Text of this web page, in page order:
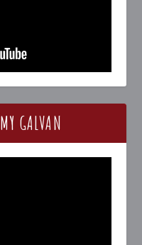
GALVAN